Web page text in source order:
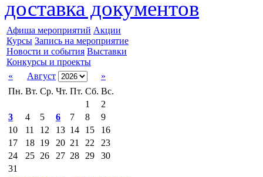
доставка документов
Афиша мероприятий Акции
Курсы Запись на мероприятие
Новости и события Выставки
Конкурсы и проекты
«
Август
»
Пн. Вт. Ср. Чт. Пт. Сб. Вс.
1
2
3
4 5 6 7 8
9
10
11 12 13 14 15
16
17
18 19 20 21 22
23
24
25 26 27 28 29
30
31